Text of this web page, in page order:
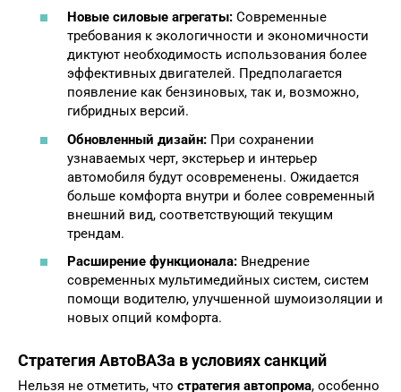
Новые силовые агрегаты: Современные
требования к экологичности и экономичности
диктуют необходимость использования более
эффективных двигателей. Предполагается
появление как бензиновых, так и, возможно,
гибридных версий.
Обновленный дизайн: При сохранении
узнаваемых черт, экстерьер и интерьер
автомобиля будут осовременены. Ожидается
больше комфорта внутри и более современный
внешний вид, соответствующий текущим
трендам.
Расширение функционала: Внедрение
современных мультимедийных систем, систем
помощи водителю, улучшенной шумоизоляции и
новых опций комфорта.
Стратегия АвтоВАЗа в условиях санкций
Нельзя не отметить, что стратегия автопрома, особенно